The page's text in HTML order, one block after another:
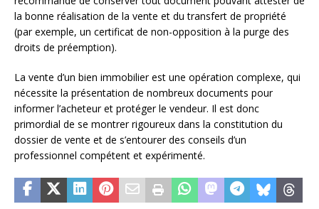
la bonne réalisation de la vente et du transfert de propriété
(par exemple, un certificat de non-opposition à la purge des
droits de préemption).
La vente d’un bien immobilier est une opération complexe, qui
nécessite la présentation de nombreux documents pour
informer l’acheteur et protéger le vendeur. Il est donc
primordial de se montrer rigoureux dans la constitution du
dossier de vente et de s’entourer des conseils d’un
professionnel compétent et expérimenté.